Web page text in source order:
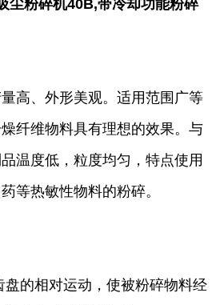
尘粉碎机40B,带冷却功能粉碎
高、外形美观。适用范围广等
纤维物料具有理想的效果。与
温度低，粒度均匀，特点使用
等热敏性物料的粉碎。
的相对运动，使被粉碎物料经